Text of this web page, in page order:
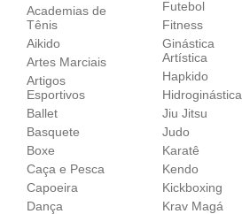
Academias de
Tênis
Aikido
Artes Marciais
Artigos
Esportivos
Ballet
Basquete
Boxe
Caça e Pesca
Capoeira
Dança
Futebol
Fitness
Ginástica
Artística
Hapkido
Hidroginástica
Jiu Jitsu
Judo
Karatê
Kendo
Kickboxing
Krav Magá